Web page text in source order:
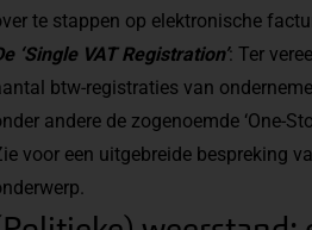
te stappen op elektronische
‘Single VAT Registration’: Ter
btw-registraties van
andere de zogenoemde ‘One-
voor een uitgebreide bespreking